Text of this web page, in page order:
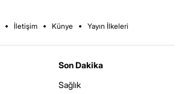
İletişim Künye Yayın İlkeleri
Son Dakika
Sağlık